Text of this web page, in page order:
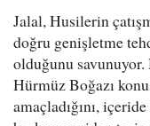
Jalal, Husilerin
doğru genişletme
olduğunu savunuyor.
Hürmüz Boğazı
amaçladığını,